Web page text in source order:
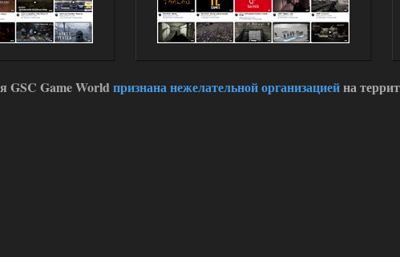
GSC Game Worldпризнана нежелательной организациейна